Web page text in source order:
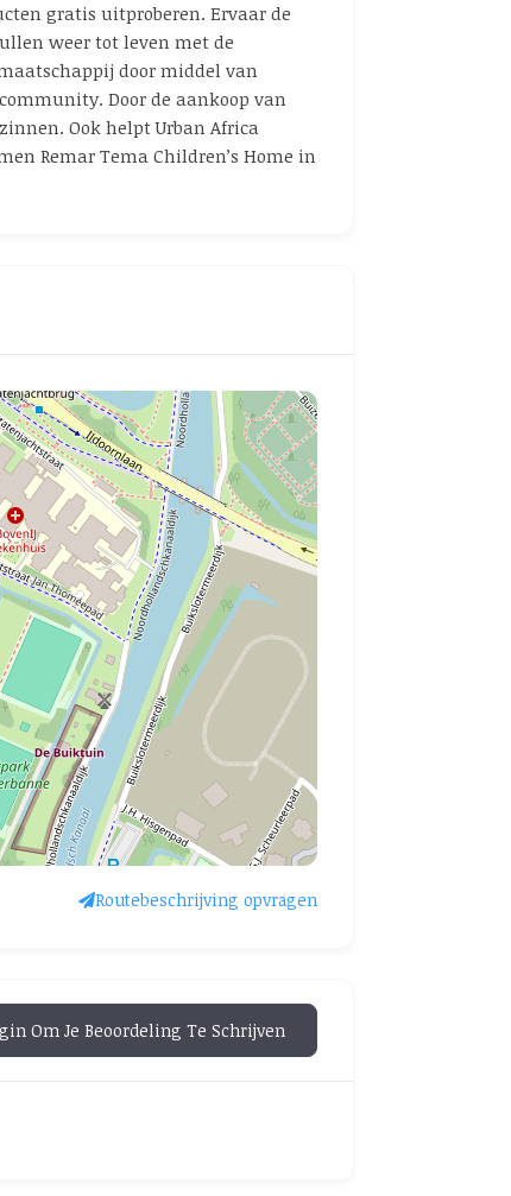
gratis uitproberen. Ervaar de
weer tot leven met de
door middel van
Door de aankoop van
Ook helpt Urban Africa
Remar Tema Children’s Home in
Routebeschrijving opvragen
Om Je Beoordeling Te Schrijven